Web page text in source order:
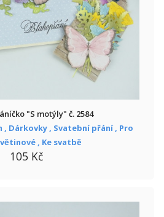
"S motýly" č. 2584
, Dárkovky , Svatební přání , Pro
, Ke svatbě
105 Kč